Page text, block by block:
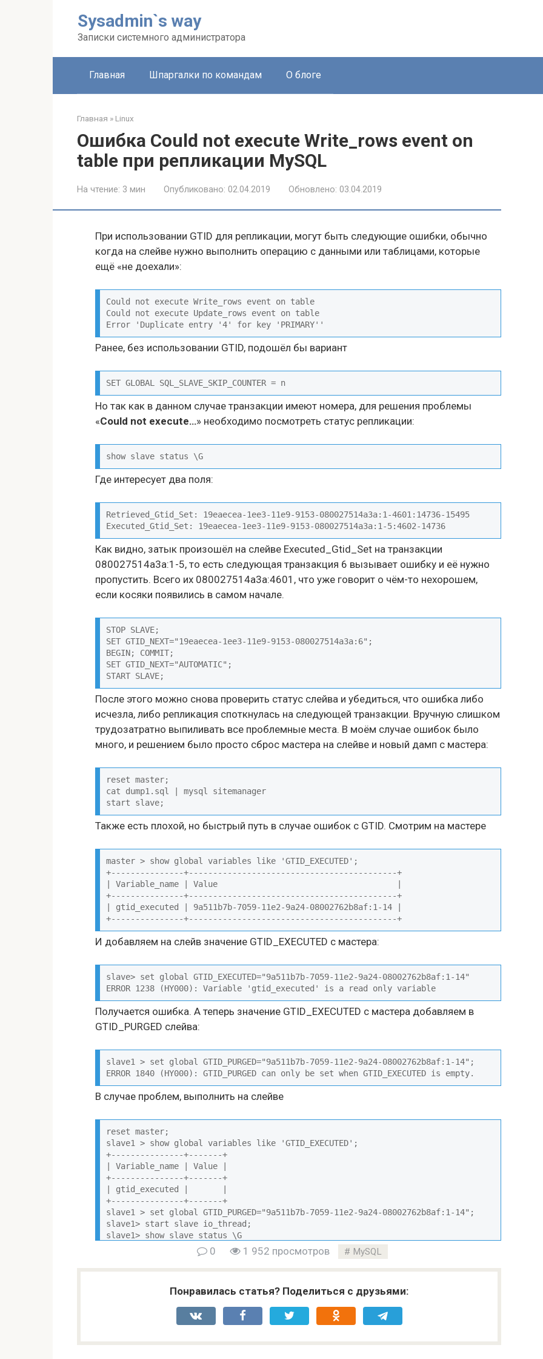
Sysadmin`s way
Записки системного администратора
Главная Шпаргалки по командам О блоге
Главная » Linux
Ошибка Could not execute Write_rows event on
table при репликации MySQL
На чтение: 3 мин Опубликовано: 02.04.2019 Обновлено: 03.04.2019
При использовании GTID для репликации, могут быть следующие ошибки, обычно
когда на слейве нужно выполнить операцию с данными или таблицами, которые
ещё «не доехали»:
Could not execute Write_rows event on table
Could not execute Update_rows event on table
Error 'Duplicate entry '4' for key 'PRIMARY''
Ранее, без использовании GTID, подошёл бы вариант
SET GLOBAL SQL_SLAVE_SKIP_COUNTER = n
Но так как в данном случае транзакции имеют номера, для решения проблемы
«Could not execute…» необходимо посмотреть статус репликации:
show slave status \G
Где интересует два поля:
Retrieved_Gtid_Set: 19eaecea-1ee3-11e9-9153-080027514a3a:1-4601:14736-15495
Executed_Gtid_Set: 19eaecea-1ee3-11e9-9153-080027514a3a:1-5:4602-14736
Как видно, затык произошёл на слейве Executed_Gtid_Set на транзакции
080027514a3a:1-5, то есть следующая транзакция 6 вызывает ошибку и её нужно
пропустить. Всего их 080027514a3a:4601, что уже говорит о чём-то нехорошем,
если косяки появились в самом начале.
STOP SLAVE;
SET GTID_NEXT="19eaecea-1ee3-11e9-9153-080027514a3a:6";
BEGIN; COMMIT;
SET GTID_NEXT="AUTOMATIC";
START SLAVE;
После этого можно снова проверить статус слейва и убедиться, что ошибка либо
исчезла, либо репликация споткнулась на следующей транзакции. Вручную слишком
трудозатратно выпиливать все проблемные места. В моём случае ошибок было
много, и решением было просто сброс мастера на слейве и новый дамп с мастера:
reset master;
cat dump1.sql | mysql sitemanager
start slave;
Также есть плохой, но быстрый путь в случае ошибок с GTID. Смотрим на мастере
master > show global variables like 'GTID_EXECUTED';
+---------------+-------------------------------------------+
| Variable_name | Value                                     |
+---------------+-------------------------------------------+
| gtid_executed | 9a511b7b-7059-11e2-9a24-08002762b8af:1-14 |
+---------------+-------------------------------------------+
И добавляем на слейв значение GTID_EXECUTED с мастера:
slave> set global GTID_EXECUTED="9a511b7b-7059-11e2-9a24-08002762b8af:1-14"
ERROR 1238 (HY000): Variable 'gtid_executed' is a read only variable
Получается ошибка. А теперь значение GTID_EXECUTED с мастера добавляем в
GTID_PURGED слейва:
slave1 > set global GTID_PURGED="9a511b7b-7059-11e2-9a24-08002762b8af:1-14";
ERROR 1840 (HY000): GTID_PURGED can only be set when GTID_EXECUTED is empty.
В случае проблем, выполнить на слейве
reset master;
slave1 > show global variables like 'GTID_EXECUTED';
+---------------+-------+
| Variable_name | Value |
+---------------+-------+
| gtid_executed |       |
+---------------+-------+
slave1 > set global GTID_PURGED="9a511b7b-7059-11e2-9a24-08002762b8af:1-14";
slave1> start slave io_thread;
slave1> show slave status \G
0 1 952 просмотров MySQL
Понравилась статья? Поделиться с друзьями: